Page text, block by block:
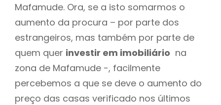
Mafamude. Ora, se a isto somarmos o
aumento da procura – por parte dos
estrangeiros, mas também por parte de
quem quer investir em imobiliário na
zona de Mafamude -, facilmente
percebemos a que se deve o aumento do
preço das casas verificado nos últimos